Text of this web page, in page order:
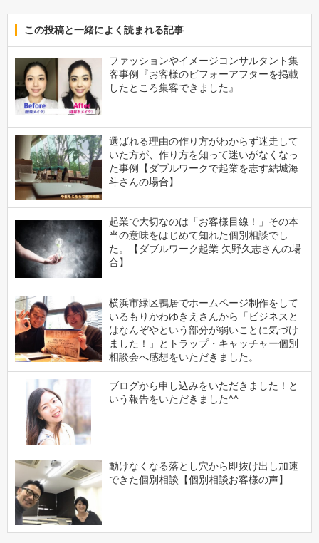
この投稿と一緒によく読まれる記事
ファッションやイメージコンサルタント集
客事例『お客様のビフォーアフターを掲載
したところ集客できました』
選ばれる理由の作り方がわからず迷走して
いた方が、作り方を知って迷いがなくなっ
た事例【ダブルワークで起業を志す結城海
斗さんの場合】
起業で大切なのは「お客様目線！」その本
当の意味をはじめて知れた個別相談でし
た。【ダブルワーク起業 矢野久志さんの場
合】
横浜市緑区鴨居でホームページ制作をして
いるもりかわゆきえさんから「ビジネスと
はなんぞやという部分が弱いことに気づけ
ました！」とトラップ・キャッチャー個別
相談会へ感想をいただきました。
ブログから申し込みをいただきました！と
いう報告をいただきました^^
動けなくなる落とし穴から即抜け出し加速
できた個別相談【個別相談お客様の声】